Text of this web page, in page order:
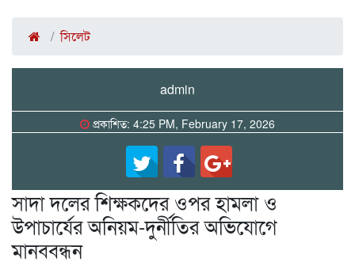
সিলেট
admin
প্রকাশিত: 4:25 PM, February 17, 2026
সাদা দলের শিক্ষকদের ওপর হামলা ও
উপাচার্যের অনিয়ম-দুর্নীতির অভিযোগে
মানববন্ধন